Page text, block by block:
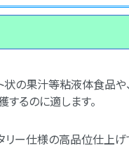
状の果汁等粘液体食品
するのに適します。
リー仕様の高品位仕上げ